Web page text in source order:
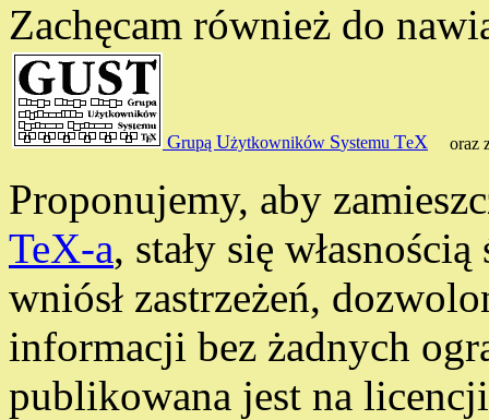
Zachęcam również do
Grupą Użytkowników Systemu TeX oraz
Proponujemy, aby
TeX-a, stały się
wniósł zastrzeżeń,
informacji bez żadnych
publikowana jest na